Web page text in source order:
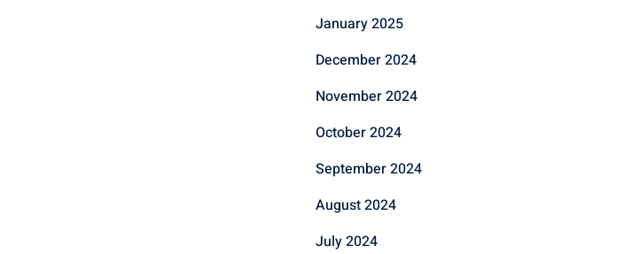
January 2025
December 2024
November 2024
October 2024
September 2024
August 2024
July 2024